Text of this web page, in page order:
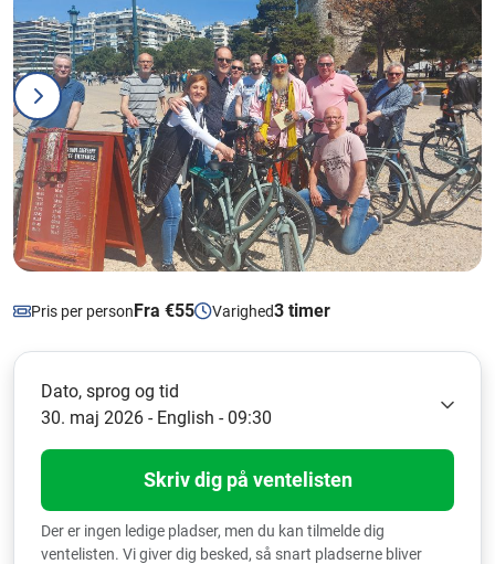
Pris per personFra €55 Varighed3 timer
Dato, sprog og tid
30. maj 2026 - English - 09:30
Skriv dig på ventelisten
Der er ingen ledige pladser, men du kan tilmelde dig
ventelisten. Vi giver dig besked, så snart pladserne bliver